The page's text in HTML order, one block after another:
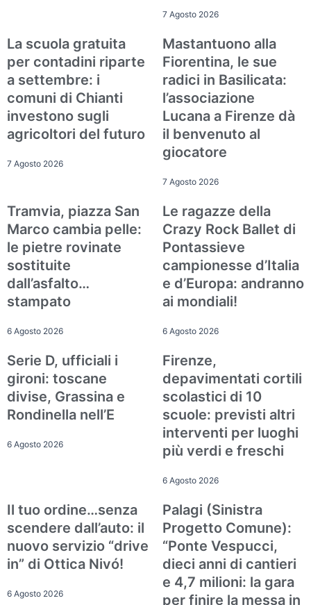
7 Agosto 2026
La scuola gratuita
per contadini riparte
a settembre: i
comuni di Chianti
investono sugli
agricoltori del futuro
7 Agosto 2026
Mastantuono alla
Fiorentina, le sue
radici in Basilicata:
l’associazione
Lucana a Firenze dà
il benvenuto al
giocatore
7 Agosto 2026
Tramvia, piazza San
Marco cambia pelle:
le pietre rovinate
sostituite
dall’asfalto…
stampato
6 Agosto 2026
Sport
Le ragazze della
Crazy Rock Ballet di
Pontassieve
campionesse d’Italia
e d’Europa: andranno
ai mondiali!
6 Agosto 2026
Serie D, ufficiali i
gironi: toscane
divise, Grassina e
Rondinella nell’E
6 Agosto 2026
Attualità
Firenze,
depavimentati cortili
scolastici di 10
scuole: previsti altri
interventi per luoghi
più verdi e freschi
6 Agosto 2026
Il tuo ordine…senza
scendere dall’auto: il
nuovo servizio “drive
in” di Ottica Nivó!
6 Agosto 2026
Attualità
Palagi (Sinistra
Progetto Comune):
“Ponte Vespucci,
dieci anni di cantieri
e 4,7 milioni: la gara
per finire la messa in